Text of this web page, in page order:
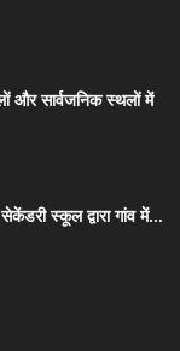
और सार्वजनिक स्थलों में
स्कूल द्वारा गांव में...